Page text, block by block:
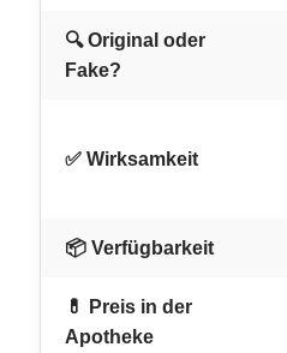
🔍 Original oder
Fake?
✅ Wirksamkeit
📦 Verfügbarkeit
💊 Preis in der
Apotheke